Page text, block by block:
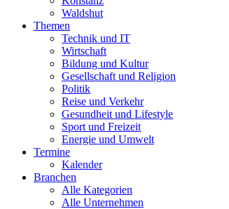
Waldshut
Themen
Technik und IT
Wirtschaft
Bildung und Kultur
Gesellschaft und Religion
Politik
Reise und Verkehr
Gesundheit und Lifestyle
Sport und Freizeit
Energie und Umwelt
Termine
Kalender
Branchen
Alle Kategorien
Alle Unternehmen